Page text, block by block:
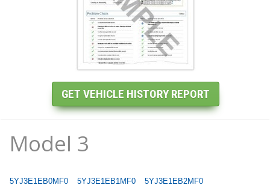
Model 3
5YJ3E1EB0MF0 5YJ3E1EB1MF0
5YJ3E1EB2MF0